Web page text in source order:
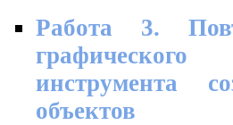
Работа 3.
инструмента
объектов